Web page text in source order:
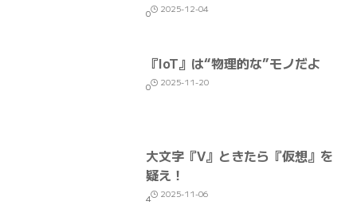
0 2025-12-04
『IoT』は“物理的な”モノだよ
0 2025-11-20
大文字『V』ときたら『仮想』を
疑え！
4 2025-11-06